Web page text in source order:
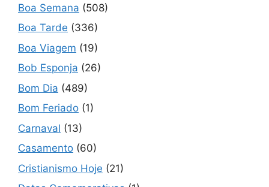
Boa Semana (508)
Boa Tarde (336)
Boa Viagem (19)
Bob Esponja (26)
Bom Dia (489)
Bom Feriado (1)
Carnaval (13)
Casamento (60)
Cristianismo Hoje (21)